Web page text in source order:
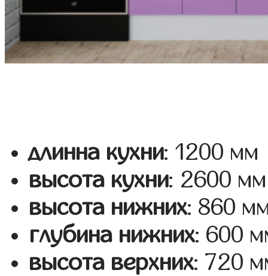
длинна кухни: 1200 мм
высота кухни: 2600 мм
высота нижних: 860
глубина нижних: 600
высота верхних: 720